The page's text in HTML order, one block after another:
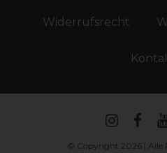
Widerrufs­recht
© Copyright 2026 | Alle